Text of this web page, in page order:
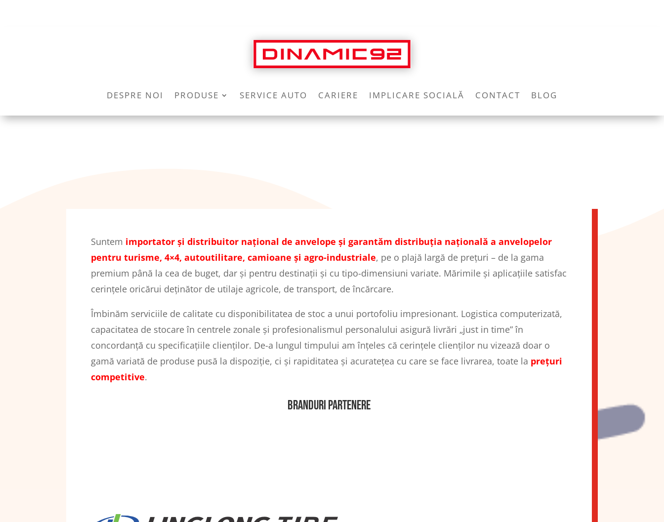
DESPRE NOI PRODUSE SERVICE AUTO CARIERE IMPLICARE SOCIALĂ CONTACT BLOG
Suntem importator și distribuitor național de anvelope și garantăm distribuția națională a anvelopelor
pentru turisme, 4×4, autoutilitare, camioane și agro-industriale, pe o plajă largă de prețuri – de la gama
premium până la cea de buget, dar și pentru destinații și cu tipo-dimensiuni variate. Mărimile și aplicațiile satisfac
cerințele oricărui deținător de utilaje agricole, de transport, de încărcare.
Îmbinăm serviciile de calitate cu disponibilitatea de stoc a unui portofoliu impresionant. Logistica computerizată,
capacitatea de stocare în centrele zonale și profesionalismul personalului asigură livrări „just in time” în
concordanță cu specificațiile clienților. De-a lungul timpului am înțeles că cerințele clienților nu vizează doar o
gamă variată de produse pusă la dispoziție, ci și rapiditatea și acuratețea cu care se face livrarea, toate la prețuri
competitive.
BRANDURI PARTENERE